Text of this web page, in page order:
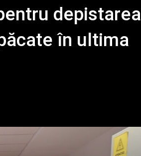
depistarea
în ultima